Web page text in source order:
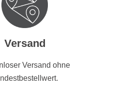
Versand
Versand ohne